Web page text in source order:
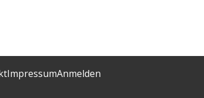
ImpressumAnmelden